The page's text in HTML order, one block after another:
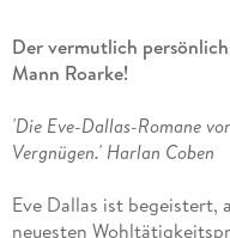
Der vermutlich
Mann Roarke!
'Die Eve-Dallas-Romane
Vergnügen.' Harlan Coben
Eve Dallas ist begeistert,
neuesten